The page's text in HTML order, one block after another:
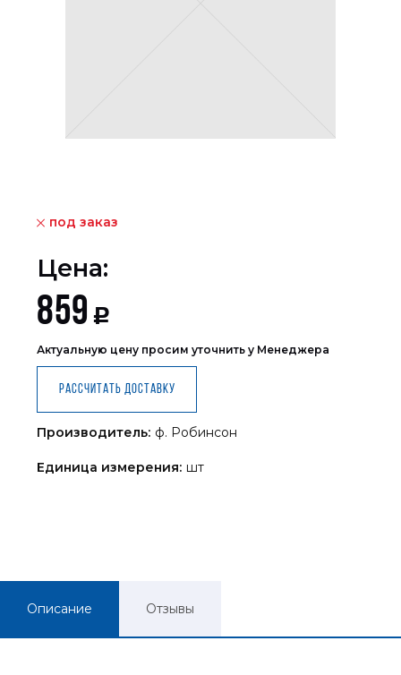
под заказ
Цена:
859 Р
Актуальную цену просим уточнить у Менеджера
Рассчитать доставку
Производитель: ф. Робинсон
Единица измерения: шт
Описание Отзывы